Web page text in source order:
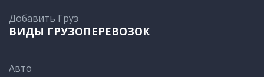
Добавить Груз
ВИДЫ ГРУЗОПЕРЕВОЗОК
Авто